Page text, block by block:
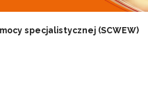
specjalistycznej (SCWEW)